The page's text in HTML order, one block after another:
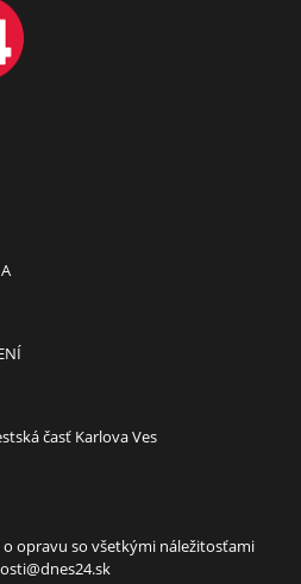
časť Karlova Ves
opravu so všetkými náležitosťami